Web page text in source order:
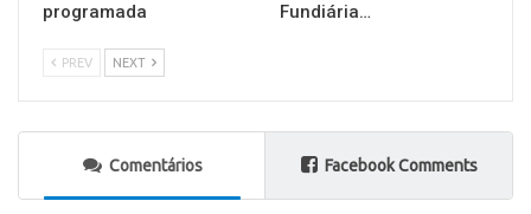
programada
Fundiária…
PREV NEXT
Comentários Facebook Comments